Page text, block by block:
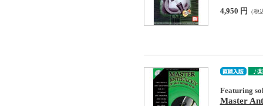
4,950 円 （税
Featuring
Master